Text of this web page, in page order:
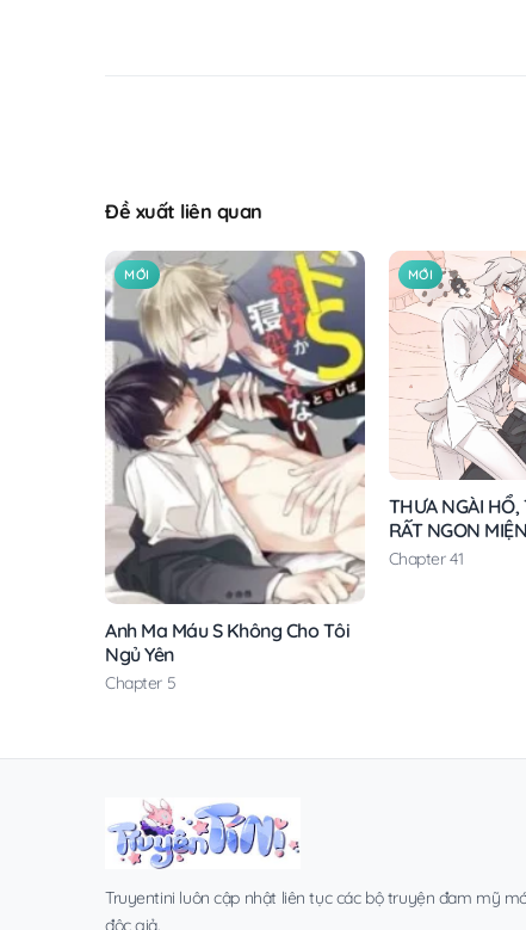
Đề xuất liên quan
MỚI
Anh Ma Máu S Không Cho Tôi
Ngủ Yên
Chapter 5
MỚI
THƯA NGÀI HỔ,
RẤT NGON
Chapter 41
Truyentini luôn cập nhật liên tục các bộ truyện đam mỹ
độc giả.